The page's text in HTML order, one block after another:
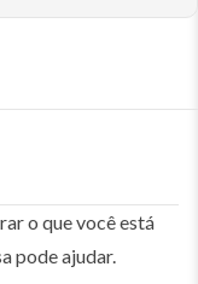
o que você está
pode ajudar.